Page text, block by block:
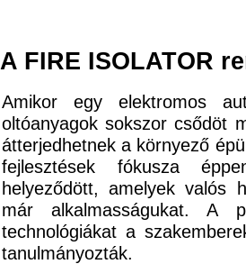
A FIRE ISOLATOR
Amikor egy elektromos
oltóanyagok sokszor csődöt
átterjedhetnek a környező
fejlesztések fókusza
helyeződött, amelyek valós
már alkalmasságukat.
technológiákat a
tanulmányozták.